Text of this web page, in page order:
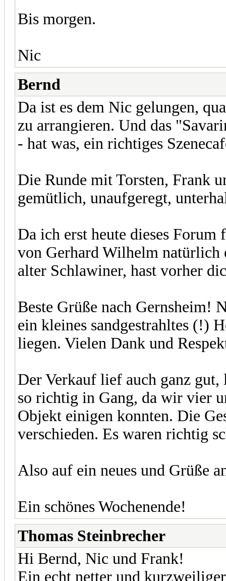
Bis morgen.
Nic
Bernd
Da ist es dem Nic gelungen,
zu arrangieren. Und das
- hat was, ein richtiges
Die Runde mit Torsten, Frank
gemütlich, unaufgeregt,
Da ich erst heute dieses Forum
von Gerhard Wilhelm natürlich
alter Schlawiner, hast vorher
Beste Grüße nach Gernsheim!
ein kleines sandgestrahltes (!)
liegen. Vielen Dank und
Der Verkauf lief auch ganz
so richtig in Gang, da wir vier
Objekt einigen konnten. Die
verschieden. Es waren richtig
Also auf ein neues und Grüße
Ein schönes Wochenende!
Thomas Steinbrecher
Hi Bernd, Nic und Frank!
Ein echt netter und